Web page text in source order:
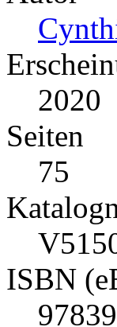
2020
Seiten
75
ISBN